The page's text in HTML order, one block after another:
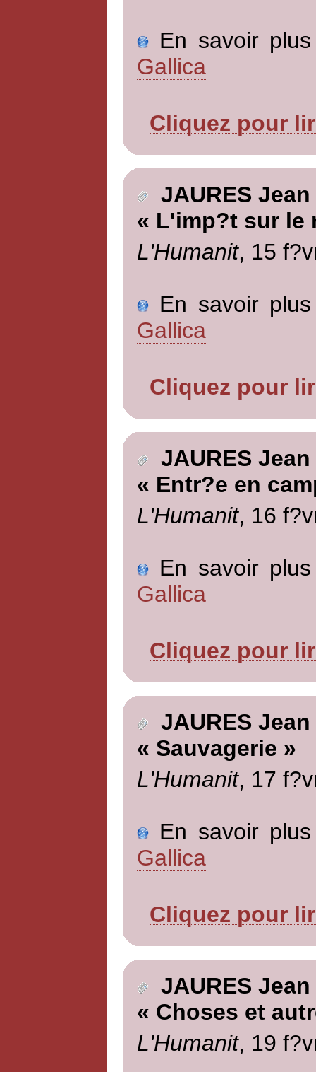
En savoir
Gallica
Cliquez pour
JAURES Jean
« L'imp?t sur le
L'Humanit, 15
En savoir
Gallica
Cliquez pour
JAURES Jean
« Entr?e en
L'Humanit, 16
En savoir
Gallica
Cliquez pour
JAURES Jean
« Sauvagerie »
L'Humanit, 17
En savoir
Gallica
Cliquez pour
JAURES Jean
« Choses et
L'Humanit, 19